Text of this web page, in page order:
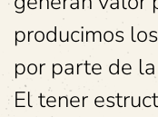
producimos
por parte de
El tener